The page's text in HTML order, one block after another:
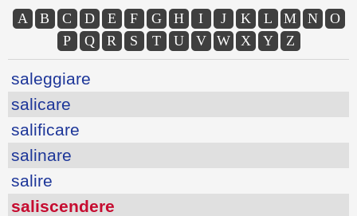
A B C D E F G H I J K L M N
O
P
Q R S T U V W X Y Z
saleggiare
salicare
salificare
salinare
salire
saliscendere